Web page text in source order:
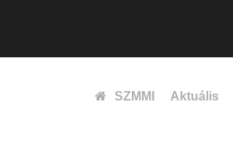
SZMMI Aktuális